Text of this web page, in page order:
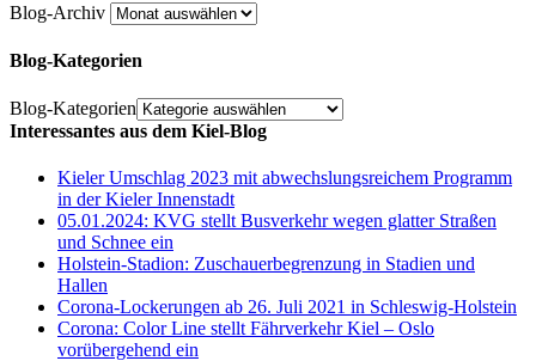
Blog-Archiv
Blog-Kategorien
Blog-Kategorien
Interessantes aus dem Kiel-Blog
Kieler Umschlag 2023 mit abwechslungsreichem Programm
in der Kieler Innenstadt
05.01.2024: KVG stellt Busverkehr wegen glatter Straßen
und Schnee ein
Holstein-Stadion: Zuschauerbegrenzung in Stadien und
Hallen
Corona-Lockerungen ab 26. Juli 2021 in Schleswig-Holstein
Corona: Color Line stellt Fährverkehr Kiel – Oslo
vorübergehend ein